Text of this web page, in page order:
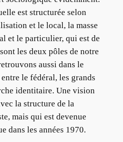
est structurée selon
et le local, la masse
et le particulier, qui est de
les deux pôles de notre
aussi dans le
le fédéral, les grands
identitaire. Une vision
la structure de la
mais qui est devenue
dans les années 1970.